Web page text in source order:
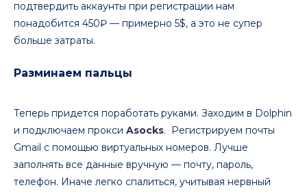
подтвердить аккаунты при регистрации нам
понадобится 450₽ — примерно 5$, а это не супер
больше затраты.
Разминаем пальцы
Теперь придется поработать руками. Заходим в Dolphin
и подключаем прокси Asocks. Регистрируем почты
Gmail с помощью виртуальных номеров. Лучше
заполнять все данные вручную — почту, пароль,
телефон. Иначе легко спалиться, учитывая нервный